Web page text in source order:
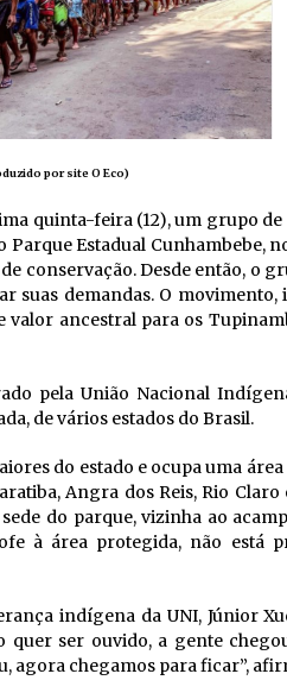
por site O Eco)
quinta-feira (12), um grupo
Parque Estadual Cunhambebe,
conservação. Desde então, o
suas demandas. O movimento,
valor ancestral para os
pela União Nacional
de vários estados do Brasil.
do estado e ocupa uma
Angra dos Reis, Rio
sede do parque, vizinha ao
à área protegida, não está
indígena da UNI, Júnior
quer ser ouvido, a gente
agora chegamos para ficar”,